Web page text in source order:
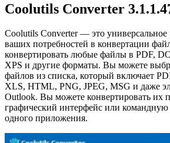
Coolutils Converter
Coolutils Converter — это универсальное
ваших потребностей в конвертации
конвертировать любые файлы в PDF,
XPS и другие форматы. Вы можете
файлов из списка, который включает
XLS, HTML, PNG, JPEG, MSG и даже
Outlook. Вы можете конвертировать их
графический интерфейс или
одного приложения.